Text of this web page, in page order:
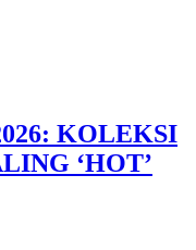
KOLEKSI
‘HOT’